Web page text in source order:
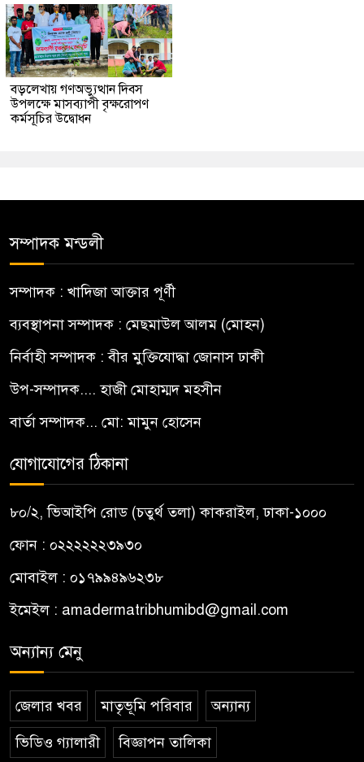
বড়লেখায় গণঅভ্যুত্থান দিবস
উপলক্ষে মাসব্যাপী বৃক্ষরোপণ
কর্মসূচির উদ্বোধন
সম্পাদক মন্ডলী
সম্পাদক : খাদিজা আক্তার পূর্ণী
ব্যবস্থাপনা সম্পাদক : মেছমাউল আলম (মোহন)
নির্বাহী সম্পাদক : বীর মুক্তিযোদ্ধা জোনাস ঢাকী
উপ-সম্পাদক.... হাজী মোহাম্মদ মহসীন
বার্তা সম্পাদক... মো: মামুন হোসেন
যোগাযোগের ঠিকানা
৮০/২, ভিআইপি রোড (চতুর্থ তলা) কাকরাইল, ঢাকা-১০০০
ফোন : ০২২২২২২৩৯৩০
মোবাইল : ০১৭৯৯৪৯৬২৩৮
ইমেইল : amadermatribhumibd@gmail.com
অন্যান্য মেনু
জেলার খবর মাতৃভূমি পরিবার অন্যান্য
ভিডিও গ্যালারী বিজ্ঞাপন তালিকা